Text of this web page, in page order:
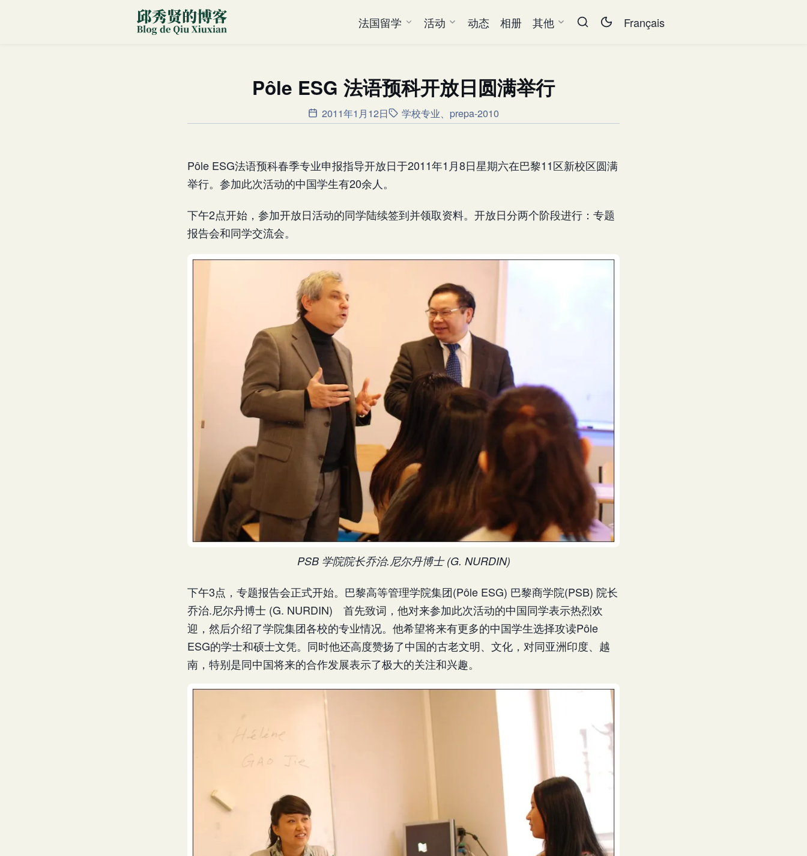
法国留学 活动 动态 相册 其他 Français
Pôle ESG 法语预科开放日圆满举行
2011年1月12日 学校专业、 prepa-2010
Pôle ESG法语预科春季专业申报指导开放日于2011年1月8日星期六在巴黎11区新校区圆满
举行。参加此次活动的中国学生有20余人。
下午2点开始，参加开放日活动的同学陆续签到并领取资料。开放日分两个阶段进行：专题
报告会和同学交流会。
PSB 学院院长乔治.尼尔丹博士 (G. NURDIN)
下午3点，专题报告会正式开始。巴黎高等管理学院集团(Pôle ESG) 巴黎商学院(PSB) 院长
乔治.尼尔丹博士 (G. NURDIN) 首先致词，他对来参加此次活动的中国同学表示热烈欢
迎，然后介绍了学院集团各校的专业情况。他希望将来有更多的中国学生选择攻读Pôle
ESG的学士和硕士文凭。同时他还高度赞扬了中国的古老文明、文化，对同亚洲印度、越
南，特别是同中国将来的合作发展表示了极大的关注和兴趣。